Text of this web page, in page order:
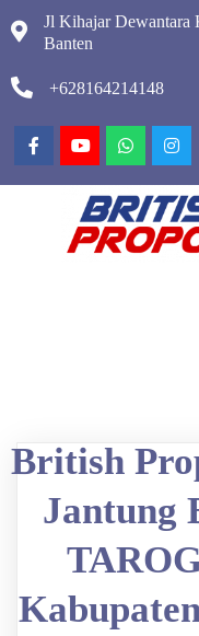
Jl Kihajar Dewantara
Banten
+628164214148
British
Jantung